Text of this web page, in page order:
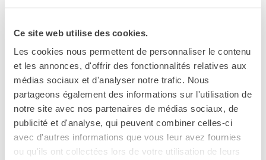
Ce site web utilise des cookies.
Les cookies nous permettent de personnaliser le contenu
et les annonces, d'offrir des fonctionnalités relatives aux
médias sociaux et d'analyser notre trafic. Nous
partageons également des informations sur l'utilisation de
notre site avec nos partenaires de médias sociaux, de
publicité et d'analyse, qui peuvent combiner celles-ci
avec d'autres informations que vous leur avez fournies
ou qu'ils ont collectées lors de votre utilisation de leurs
Iscrizioni aperte tutto l’anno
Contattare l’IF più vicino(Milano, Firenze, Napoli
o Palermo).
La richiesta deve essere trasmessa al servizio dei
corsi dell’IF dall’insegnante o dal servizio
amministrativo della scuola, specificando il numero di
gruppi e di docenti-tutor, nonché il numero di licenze